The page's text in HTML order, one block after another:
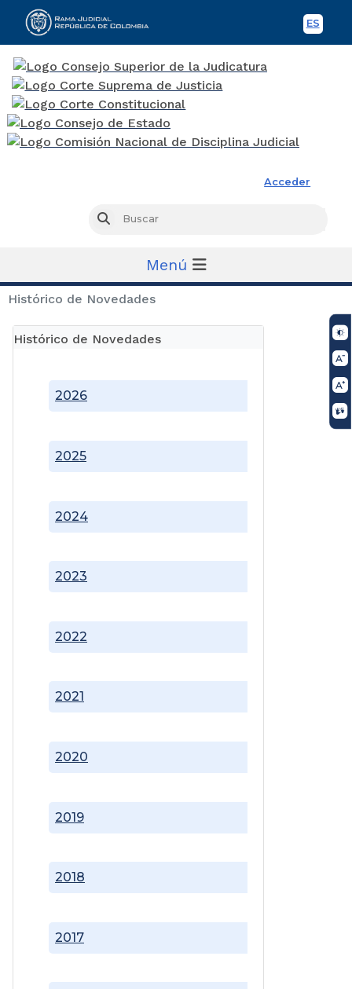
ES
Acceder
Buscar
Menú
Histórico de Novedades
Histórico de Novedades
2017
2018
2019
2020
2021
2022
2023
2024
2025
2026